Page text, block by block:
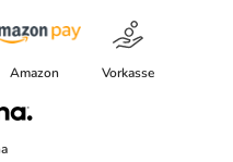
Amazon Vorkasse